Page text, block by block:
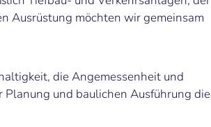
Ausrüstung möchten wir gemeinsam
die Angemessenheit und
und baulichen Ausführung die